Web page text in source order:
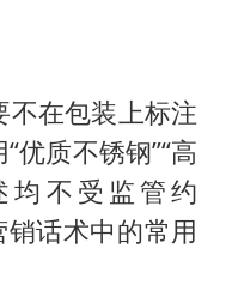
不在包装上标注
优质不锈钢”“高
均不受监管约
销话术中的常用